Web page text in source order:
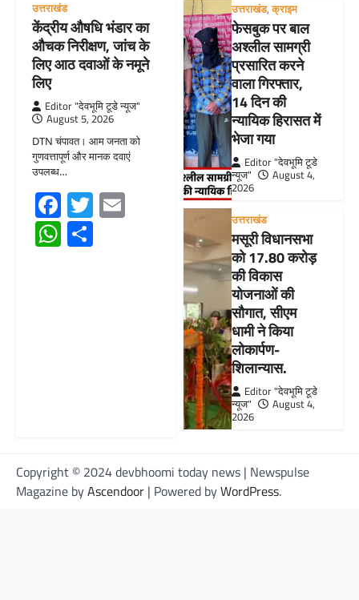
उत्तराखंड
केंद्रीय औषधि भंडार का
औचक निरीक्षण, जांच के
लिए आठ दवाओं के नमूने
लिए
Editor "देवभूमि टूडे न्यूज"
August 5, 2026
DTN चंपावत। आम जनता को
गुणवत्तापूर्ण और मानक दवाएं
उपलब्ध…
Facebook
TwitterEmail
WhatsApp
उत्तराखंड,क्राइम
फेसबुक पर बाल
अश्लील सामग्री
प्रसारित करने
वाला गिरफ्तार,
14 दिन की
न्यायिक हिरासत में
भेजा गया
Editor "देवभूमि टूडे
न्यूज"
August 4,
2026
उत्तराखंड
मसूरी विधानसभा
को 17.80 करोड़
की विकास
योजनाओं की
सौगात, सीएम
धामी ने किया
लोकार्पण-
शिलान्यास.
Editor "देवभूमि टूडे
न्यूज"
August 4,
2026
Copyright © 2024 devbhoomi today news | Newspulse
Magazine byAscendoor | Powered byWordPress.